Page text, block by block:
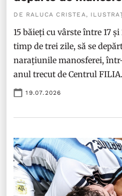
DE RALUCA CRISTEA,
15 băieți cu vârste între 17
timp de trei zile, să se
narațiunile manosferei,
anul trecut de Centrul FILIA.
19.07.2026